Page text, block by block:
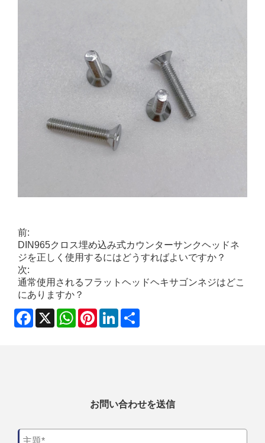
前:
DIN965クロス埋め込み式カウンターサンクヘッドネ
ジを正しく使用するにはどうすればよいですか？
次:
通常使用されるフラットヘッドヘキサゴンネジはどこ
にありますか？
Facebook
X WhatsApp
PinterestLinkedIn
お問い合わせを送信